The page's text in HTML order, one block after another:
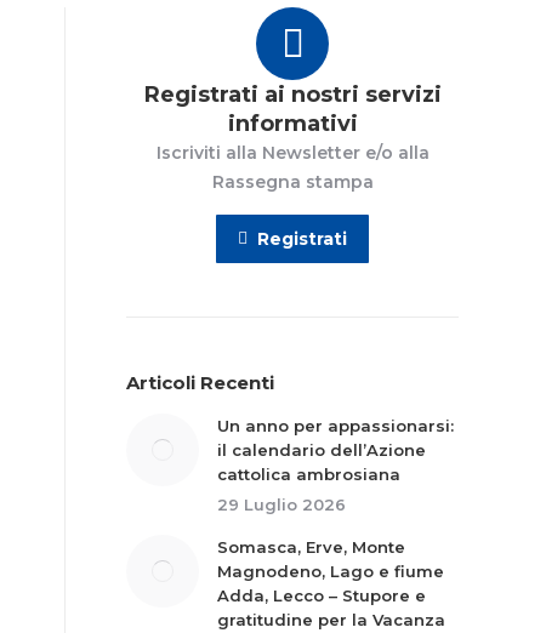
Registrati ai nostri servizi
informativi
Iscriviti alla Newsletter e/o alla
Rassegna stampa
Registrati
Articoli Recenti
Un anno per appassionarsi:
il calendario dell’Azione
cattolica ambrosiana
29 Luglio 2026
Somasca, Erve, Monte
Magnodeno, Lago e fiume
Adda, Lecco – Stupore e
gratitudine per la Vacanza